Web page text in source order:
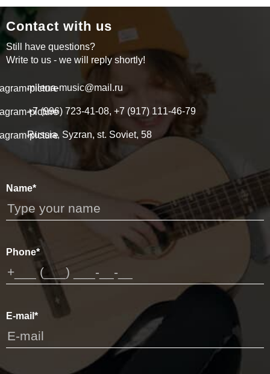
Contact with us
Still have questions?
Write to us - we will reply shortly!
milena-music@mail.ru
+7 (996) 723-41-08, +7 (917) 111-46-79
Russia, Syzran, st. Soviet, 58
Name*
Phone*
E-mail*